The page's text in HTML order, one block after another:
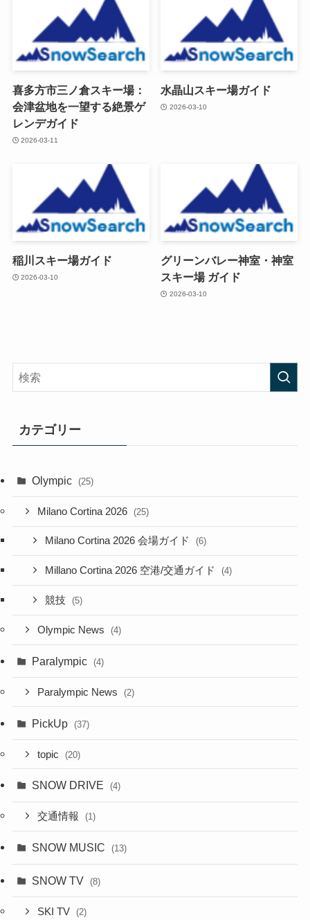
喜多方市三ノ倉スキー場：
会津盆地を一望する絶景ゲ
レンデガイド
2026-03-11
水晶山スキー場ガイド
2026-03-10
稲川スキー場ガイド
2026-03-10
グリーンバレー神室・神室
スキー場 ガイド
2026-03-10
カテゴリー
Olympic (25)
Milano Cortina 2026 (25)
Milano Cortina 2026 会場ガイド (6)
Millano Cortina 2026 空港/交通ガイド (4)
競技 (5)
Olympic News (4)
Paralympic (4)
Paralympic News (2)
PickUp (37)
topic (20)
SNOW DRIVE (4)
交通情報 (1)
SNOW MUSIC (13)
SNOW TV (8)
SKI TV (2)